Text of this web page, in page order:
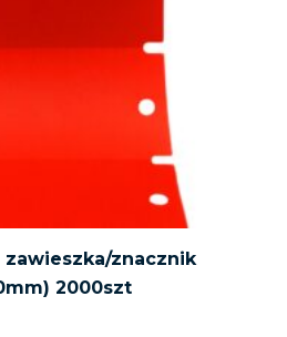
znacznik
2000szt